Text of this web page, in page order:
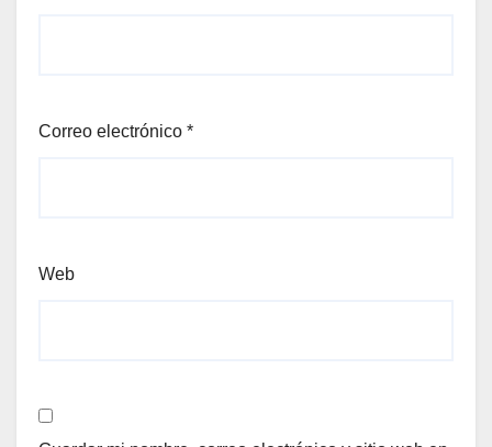
Correo electrónico *
Web